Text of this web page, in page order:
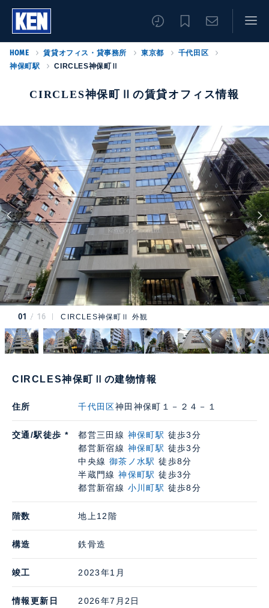
HOME 賃貸オフィス・貸事務所 東京都
千代田区
神保町駅
CIRCLES神保町Ⅱ
CIRCLES神保町Ⅱの賃貸オフィス情報
01 16 CIRCLES神保町Ⅱ 外観
CIRCLES神保町Ⅱの建物情報
住所 千代田区神田神保町１－２４－１
交通/駅徒歩 * 都営三田線 神保町駅 徒歩3分
都営新宿線 神保町駅 徒歩3分
中央線 御茶ノ水駅 徒歩8分
半蔵門線神保町駅 徒歩3分
都営新宿線 小川町駅 徒歩8分
階数 地上12階
構造 鉄骨造
竣工 2023年1月
情報更新日 2026年7月2日